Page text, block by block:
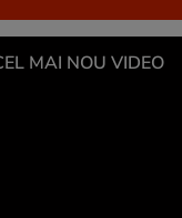
MAI NOU VIDEO